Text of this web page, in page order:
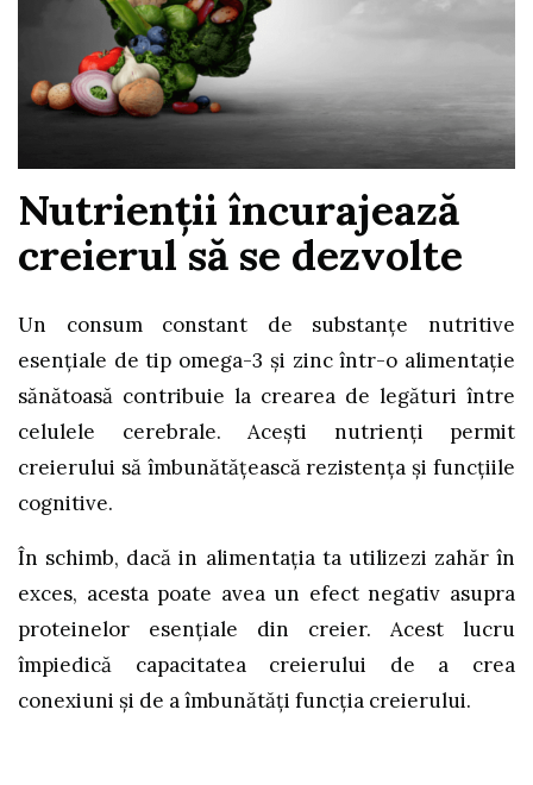
Nutrienții încurajează
creierul să se dezvolte
Un consum constant de substanțe nutritive
esențiale de tip omega-3 și zinc într-o alimentație
sănătoasă contribuie la crearea de legături între
celulele cerebrale. Acești nutrienți permit
creierului să îmbunătățească rezistența și funcțiile
cognitive.
În schimb, dacă in alimentația ta utilizezi zahăr în
exces, acesta poate avea un efect negativ asupra
proteinelor esențiale din creier. Acest lucru
împiedică capacitatea creierului de a crea
conexiuni și de a îmbunătăți funcția creierului.